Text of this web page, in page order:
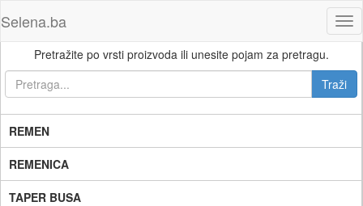
Selena.ba
Pretražite po vrsti proizvoda ili unesite pojam za pretragu.
REMEN
REMENICA
TAPER BUSA